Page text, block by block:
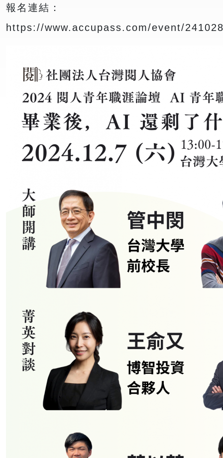
報名連結：
https://www.accupass.com/event/